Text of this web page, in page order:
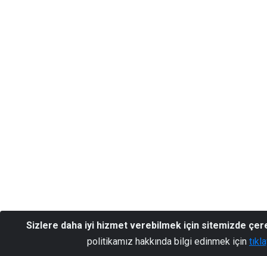
Sizlere daha iyi hizmet verebilmek için sitemizde
politikamız hakkında bilgi edinmek için